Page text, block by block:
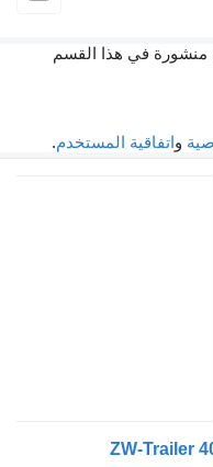
في هذا القسم
المستخدم.
ZW-